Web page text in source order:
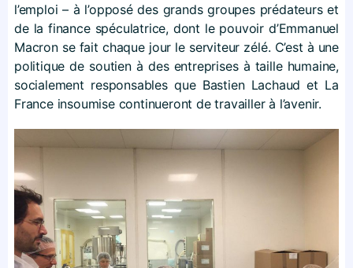
l’emploi – à l’opposé des grands groupes prédateurs et
de la finance spéculatrice, dont le pouvoir d’Emmanuel
Macron se fait chaque jour le serviteur zélé. C’est à une
politique de soutien à des entreprises à taille humaine,
socialement responsables que Bastien Lachaud et La
France insoumise continueront de travailler à l’avenir.